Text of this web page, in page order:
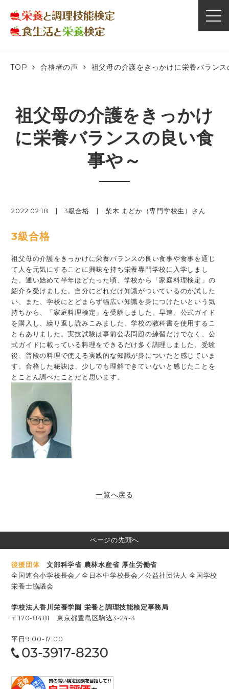
TOP 合格者の声 祖父母の介護をきっかけに栄養バラン
祖父母の介護をきっかけ
に栄養バランスの良い食
事や～
2022.02.18 3級合格 柴木 まどか（専門学校生）さん
3級合格
祖父母の介護をきっかけに栄養バランスの良い食事や食事を通じ
て人を元気にすることに興味を持ち栄養専門学校に入学しまし
た。通い始めて半年ほどたった頃、学校から「家庭料理検定」の
紹介を受けました。自分にどれだけ知識がついているのか試した
い、また、学校にとどまらず幅広い知識を身につけたいという気
持ちから、「家庭料理検定」を受験しました。早速、公式ガイド
を購入し、繰り返し読みこみました。学校の教科書を使用するこ
ともありました。実技試験は事前公表問題の練習だけでなく、公
式ガイドに載っている料理をできるだけ多く調理しました。受験
後、普段の料理で使える実践的な知識が身についたと感じていま
す。合格した秘訣は、少しでも理解できていないと感じたことを
とことん調べたことだと思います。
一覧へ戻る
ページの先頭へ
後援団体
文部科学省 農林水産省 厚生労働省
全国連合小学校長会／全日本中学校長会／公益社団法人 全国学校
栄養士協議会
学校法⼈⾹川栄養学園 栄養と調理技能検定事務局
〒170-8481 東京都豊島区駒込3-24-3
平日9:00-17:00